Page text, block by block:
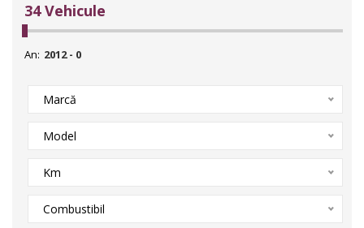
34 Vehicule
An:
Marcă
Model
Km
Combustibil